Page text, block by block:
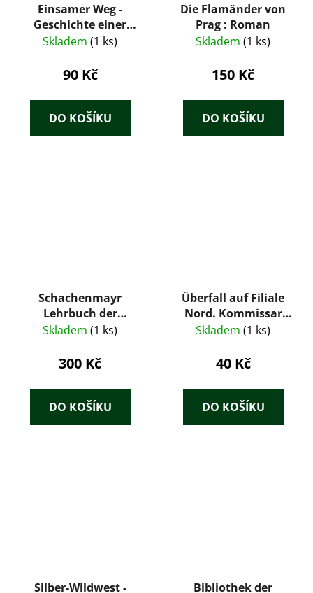
Einsamer Weg -
Geschichte einer
Jugend
Skladem (1 ks)
90 Kč
DO KOŠÍKU
Die Flamänder von
Prag : Roman
Skladem (1 ks)
150 Kč
DO KOŠÍKU
Schachenmayr
Lehrbuch der
Handarbeiten aus
Skladem (1 ks)
300 Kč
DO KOŠÍKU
Überfall auf Filiale
Nord. Kommissar
Wiltons
Kriminal-Roman der
Romanheft
Skladem (1 ks)
40 Kč
DO KOŠÍKU
Silber-Wildwest - Bibliothek der